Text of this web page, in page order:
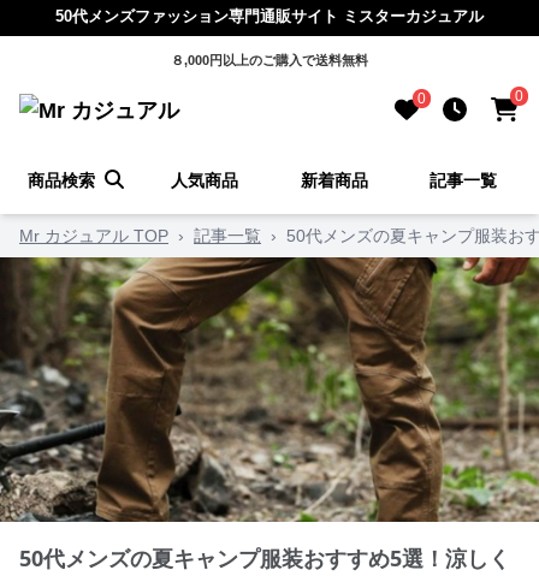
50代メンズファッション専門通販サイト ミスターカジュアル
８,000円以上のご購入で送料無料
0 0
商品検索 人気商品 新着商品 記事一覧
Mr カジュアル TOP › 記事一覧 › 50代メンズの夏キャンプ服装お
50代メンズの夏キャンプ服装おすすめ5選！涼しく